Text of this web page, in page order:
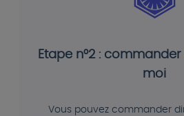
Etape n°2 :
moi
Vous pouvez commander